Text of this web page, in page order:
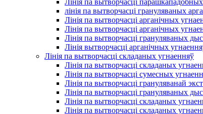
Лінія па вытворчасці
лінія па вытворчасці грануляваных
Лінія па вытворчасці арганічных
Лінія па вытворчасці арганічных
Лінія па вытворчасці грануляваных
Лінія вытворчасці арганічных
Лінія па вытворчасці складаных угнаенняў
Лінія па вытворчасці складаных
Лінія па вытворчасці сумесных
Лінія па вытворчасці грануляванай
Лінія па вытворчасці грануляваных
Лінія па вытворчасці складаных
Лінія па вытворчасці складаных